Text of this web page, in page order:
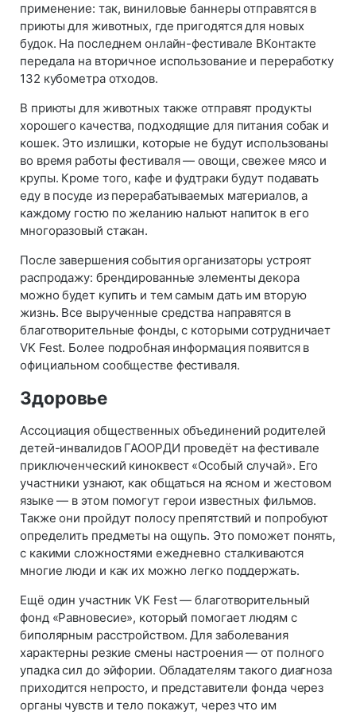
применение: так, виниловые баннеры отправятся в
приюты для животных, где пригодятся для новых
будок. На последнем онлайн-фестивале ВКонтакте
передала на вторичное использование и переработку
132 кубометра отходов.
В приюты для животных также отправят продукты
хорошего качества, подходящие для питания собак и
кошек. Это излишки, которые не будут использованы
во время работы фестиваля — овощи, свежее мясо и
крупы. Кроме того, кафе и фудтраки будут подавать
еду в посуде из перерабатываемых материалов, а
каждому гостю по желанию нальют напиток в его
многоразовый стакан.
После завершения события организаторы устроят
распродажу: брендированные элементы декора
можно будет купить и тем самым дать им вторую
жизнь. Все вырученные средства направятся в
благотворительные фонды, с которыми сотрудничает
VK Fest. Более подробная информация появится в
официальном сообществе фестиваля.
Здоровье
Ассоциация общественных объединений родителей
детей-инвалидов ГАООРДИ проведёт на фестивале
приключенческий киноквест «Особый случай». Его
участники узнают, как общаться на ясном и жестовом
языке — в этом помогут герои известных фильмов.
Также они пройдут полосу препятствий и попробуют
определить предметы на ощупь. Это поможет понять,
с какими сложностями ежедневно сталкиваются
многие люди и как их можно легко поддержать.
Ещё один участник VK Fest — благотворительный
фонд «Равновесие», который помогает людям с
биполярным расстройством. Для заболевания
характерны резкие смены настроения — от полного
упадка сил до эйфории. Обладателям такого диагноза
приходится непросто, и представители фонда через
органы чувств и тело покажут, через что им